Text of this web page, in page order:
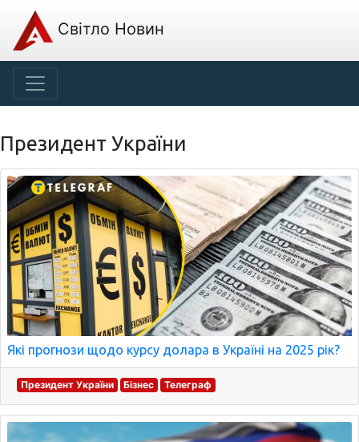
Світло Новин
Президент України
Які прогнози щодо курсу долара в Україні на 2025 рік?
Президент України Бізнес Телеграф